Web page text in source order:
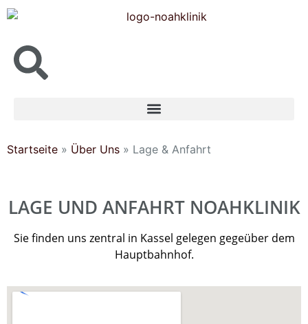
springen
Startseite » Über Uns » Lage & Anfahrt
LAGE UND ANFAHRT NOAHKLINIK
Sie finden uns zentral in Kassel gelegen gegeüber dem
Hauptbahnhof.